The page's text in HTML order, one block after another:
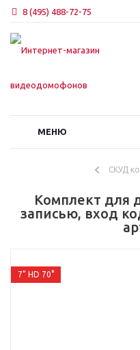
8 (495) 488-72-75
МЕНЮ
СКУД
Комплект для
записью, вход
7" HD 70°